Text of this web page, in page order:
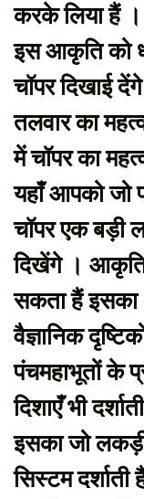
करके लिया हैं ।
इस आकृति को
चॉपर दिखाई
तलवार का
में चॉपर का
यहाँ आपको जो
चॉपर एक बड़ी
दिखेंगे ।
सकता हैं इसका
वैज्ञानिक
पंचमहाभूतों के
दिशाएँ भी
इसका जो
सिस्टम